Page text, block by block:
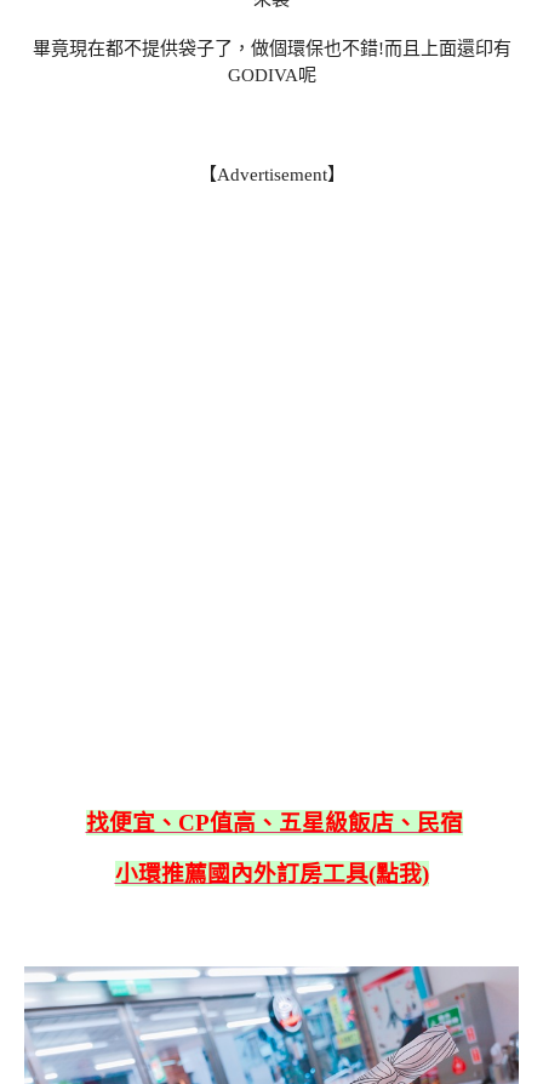
畢竟現在都不提供袋子了，做個環保也不錯!而且上面還印有
GODIVA呢
【Advertisement】
找便宜、CP值高、五星級飯店、民宿
小環推薦國內外訂房工具(點我)